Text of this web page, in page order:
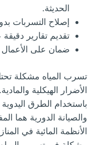
الحديثة.
إصلاح التسربات
تقديم تقارير
ضمان على الأعمال
تسرب المياه مشكلة
الأضرار الهيكلية
باستخدام الطرق اليدوية
والصيانة الدورية هما
الأنظمة المائية في